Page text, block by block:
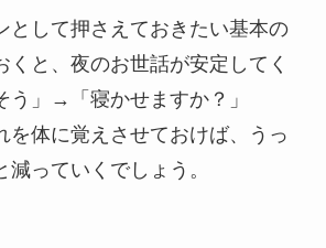
として押さえておきたい基本の
くと、夜のお世話が安定してく
う」→「寝かせますか？」
体に覚えさせておけば、うっ
っていくでしょう。